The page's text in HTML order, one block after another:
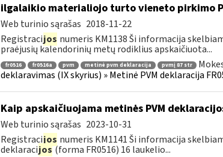
ilgalaikio materialiojo turto vieneto pirkimo
Web turinio sąrašas 2018-11-22
Registracijos numeris KM1138 Ši informacija
praėjusių kalendorinių metų rodiklius apskaičiuota...
fr0516 fr0516a pvm metinė pvm deklaracija pvmį 87 str
deklaravimas (IX skyrius) » Metinė PVM deklaracija
Kaip apskaičiuojama metinės PVM
Web turinio sąrašas 2023-10-31
Registracijos numeris KM1141 Ši informacija
deklaracijos(forma FR0516) 16 laukelio...